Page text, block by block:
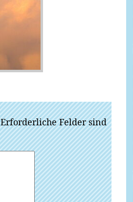
Erforderliche Felder sind